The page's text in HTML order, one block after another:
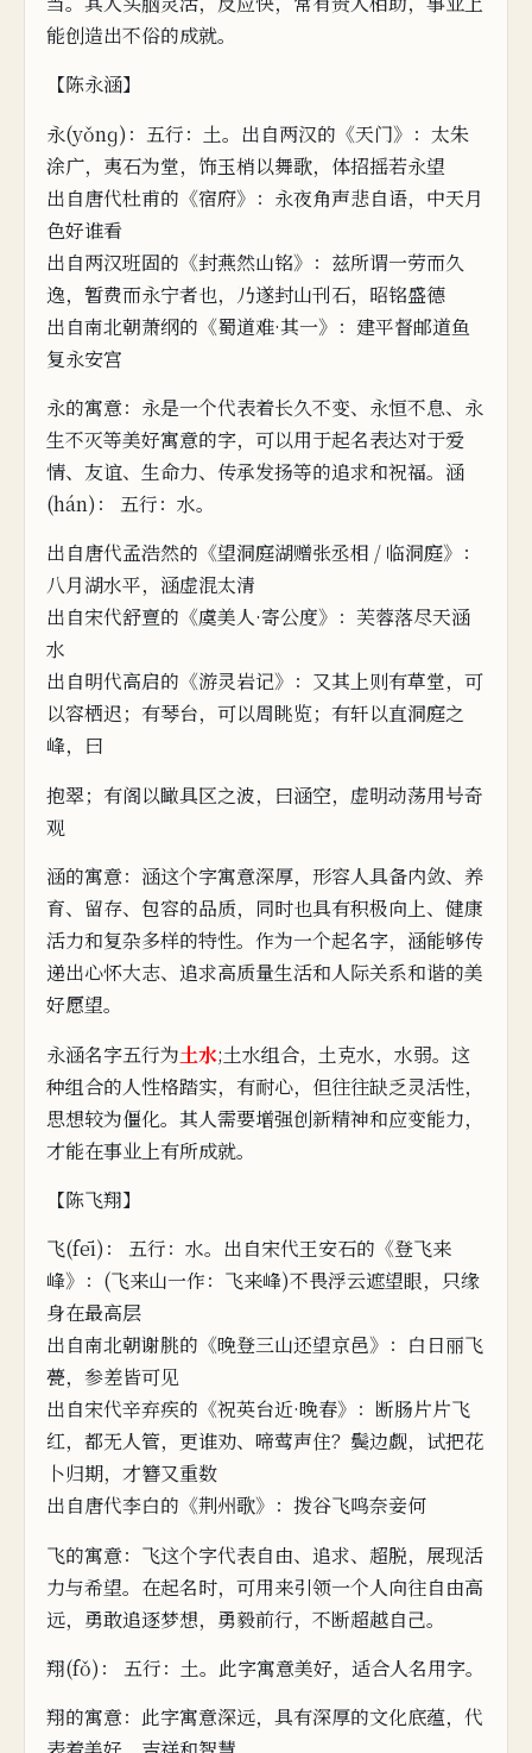
能创造出不俗的成就。
【陈永涵】
永(yǒnɡ)： 五行：土。 出自两汉的《天门》：太朱
涂广，夷石为堂，饰玉梢以舞歌，体招摇若永望
出自唐代杜甫的《宿府》：永夜角声悲自语，中天月
色好谁看
出自两汉班固的《封燕然山铭》： 兹所谓一劳而久
逸，暂费而永宁者也，乃遂封山刊石， 昭铭盛德
出自南北朝萧纲的《蜀道难·其一》：建平督邮道鱼
复永安宫
永的寓意： 永是一个代表着长久不变、永恒不息、永
生不灭等美好寓意的字，可以用于起名表达对于爱
情、友谊、生命力、传承发扬等的追求和祝福。涵
(hán)： 五行：水。
出自唐代孟浩然的《望洞庭湖赠张丞相 / 临洞庭》：
八月湖水平，涵虚混太清
出自宋代舒亶的《虞美人·寄公度》： 芙蓉落尽天涵
水
出自明代高启的《游灵岩记》： 又其上则有草堂，可
以容栖迟；有琴台，可以周眺览；有轩以直洞庭之
峰，曰
抱翠；有阁以瞰具区之波，曰涵空，虚明动荡用号奇
观
涵的寓意：涵这个字寓意深厚，形容人具备内敛、养
育、留存、包容的品质，同时也具有积极向上、健康
活力和复杂多样的特性。作为一个起名字，涵能够传
递出心怀大志、追求高质量生活和人际关系和谐的美
好愿望。
永涵名字五行为土水;土水组合，土克水，水弱。 这
种组合的人性格踏实，有耐心， 但往往缺乏灵活性，
思想较为僵化。 其人需要增强创新精神和应变能力，
才能在事业上有所成就。
【陈飞翔】
飞(fēi)： 五行：水。出自宋代王安石的《登飞来
峰》：(飞来山一作：飞来峰)不畏浮云遮望眼，只缘
身在最高层
出自南北朝谢朓的《晚登三山还望京邑》：白日丽飞
甍，参差皆可见
出自宋代辛弃疾的《祝英台近·晚春》： 断肠片片飞
红，都无人管，更谁劝、啼莺声住？ 鬓边觑，试把花
卜归期，才簪又重数
出自唐代李白的《荆州歌》：拨谷飞鸣奈妾何
飞的寓意：飞这个字代表自由、追求、超脱，展现活
力与希望。在起名时，可用来引领一个人向往自由高
远，勇敢追逐梦想，勇毅前行， 不断超越自己。
翔(fǒ)： 五行：土。此字寓意美好，适合人名用字。
翔的寓意：此字寓意深远，具有深厚的文化底蕴， 代